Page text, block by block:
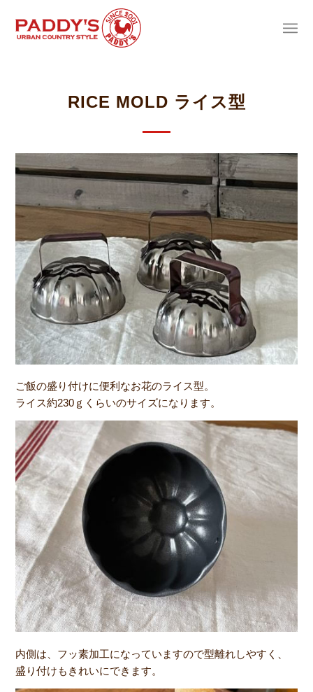
RICE MOLD ライス型
ご飯の盛り付けに便利なお花のライス型。
ライス約230ｇくらいのサイズになります。
内側は、フッ素加工になっていますので型離れしやすく、
盛り付けもきれいにできます。